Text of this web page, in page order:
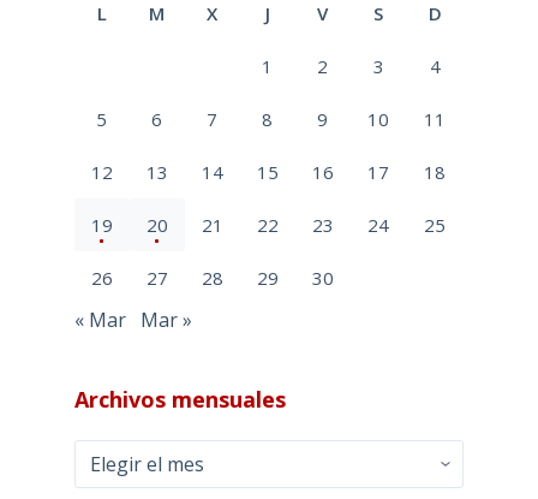
L M X J V S D
1 2 3 4
5 6 7 8 9 10 11
12 13 14 15 16 17 18
19 20 21 22 23 24 25
26 27 28 29 30
« Mar Mar »
Archivos mensuales
Archivos
mensuales